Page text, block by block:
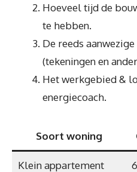
Hoeveel tijd de
te hebben.
De reeds
(tekeningen en
Het werkgebied &
energiecoach.
Soort woning
Klein appartement